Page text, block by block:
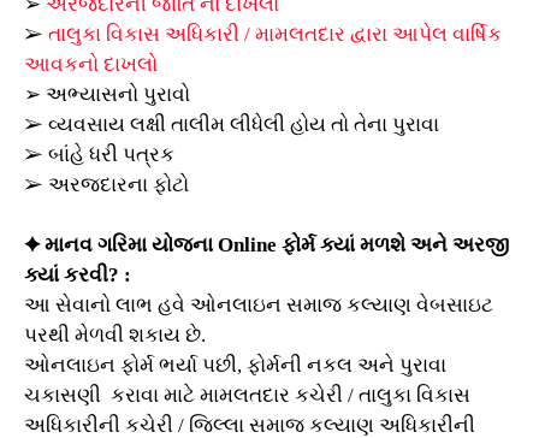
➢ તાલુકા વિકાસ અધિકારી / મામલતદાર દ્વારા આપેલ વાર્ષિક
આવકનો દાખલો
➢ અભ્યાસનો પુરાવો
➢ વ્યવસાય લક્ષી તાલીમ લીધેલી હોય તો તેના પુરાવા
➢ બાંહે ધરી પત્રક
➢ અરજદારના ફોટો
✦માનવ ગરિમા યોજના Online ફોર્મ ક્યાં મળશે અને અરજી
ક્યાં કરવી? :
આ સેવાનો લાભ હવે ઓનલાઇન સમાજ કલ્યાણ વેબસાઇટ
પરથી મેળવી શકાય છે.
ઓનલાઇન ફોર્મ ભર્યા પછી, ફોર્મની નકલ અને પુરાવા
ચકાસણી કરાવા માટે મામલતદાર કચેરી / તાલુકા વિકાસ
અધિકારીની કચેરી / જિલ્લા સમાજ કલ્યાણ અધિકારીની